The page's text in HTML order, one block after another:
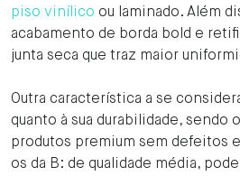
piso vinílico ou laminado. Além
acabamento de borda bold e
junta seca que traz maior
Outra característica a se
quanto à sua durabilidade, sendo
produtos premium sem defeitos
os da B: de qualidade média,